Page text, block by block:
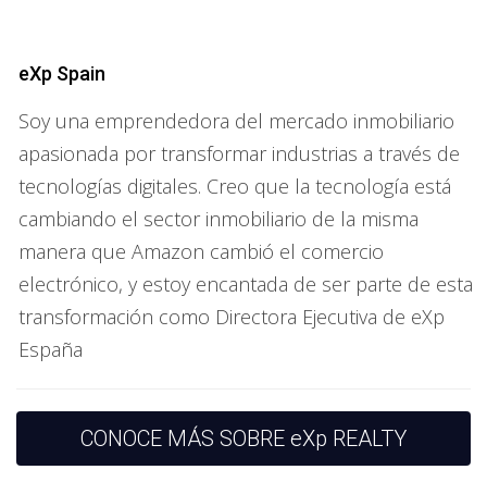
nuevos desafíos.
Padres que desean flexibilidad de horarios para
equilibrar la vida familiar y profesional.
Personas con experiencia en ventas o marketing que
desean aplicar sus habilidades en un nuevo contexto.
Inversionistas inmobiliarios que desean diversificar y
expandir sus conocimientos en el sector.
Habilidades necesarias para ser un
agente exitoso
El éxito en el ámbito inmobiliario no solo depende de la
pasión por la venta, sino de una combinación de
agente destacar. Estas habilidades incluyen, entre otras:
Comunicación efectiva:La capacidad de expresar
eXp Spain
Soy una emprendedora del mercado inmobiliario
apasionada por transformar industrias a través de
tecnologías digitales. Creo que la tecnología está
cambiando el sector inmobiliario de la misma
manera que Amazon cambió el comercio
electrónico, y estoy encantada de ser parte de esta
transformación como Directora Ejecutiva de eXp
España
CONOCE MÁS SOBRE eXp REALTY